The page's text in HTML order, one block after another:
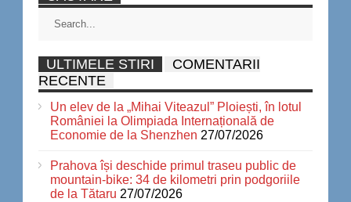
ULTIMELE STIRI
COMENTARII
RECENTE
Un elev de la „Mihai Viteazul” Ploiești, în lotul
României la Olimpiada Internațională de
Economie de la Shenzhen 27/07/2026
Prahova își deschide primul traseu public de
mountain-bike: 34 de kilometri prin podgoriile
de la Tătaru 27/07/2026